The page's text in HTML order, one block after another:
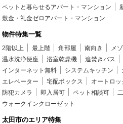
ペットと暮らせるアパート・マンション
敷金・礼金ゼロアパート・マンション
物件特集一覧
2階以上 最上階 角部屋 南向き メ
温水洗浄便座
浴室乾燥機 追焚きバス
インターネット無料
システムキッチン
エレベーター
宅配ボックス オートロッ
防犯カメラ
即入居可 ペット相談可
ウォークインクローゼット
太田市のエリア特集